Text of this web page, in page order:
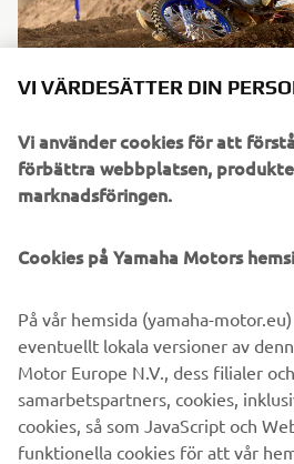
För modellåret 2027 har Yamaha
med uppdateringar av motor och
tillförlitlighet, med lägre
UPPTÄCK HELA
VI VÄRDESÄTTER DIN
Vi använder cookies för att
förbättra webbplatsen,
marknadsföringen.
Cookies på Yamaha Motors
På vår hemsida (yamaha-
eventuellt lokala versioner av
Motor Europe N.V., dess filialer
samarbetspartners, cookies,
cookies, så som JavaScript och
funktionella cookies för att vår